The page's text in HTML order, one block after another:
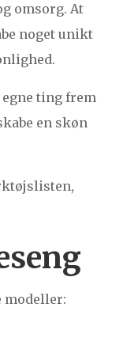
omsorg. At
noget unikt
egne ting frem
en skøn
modeller: